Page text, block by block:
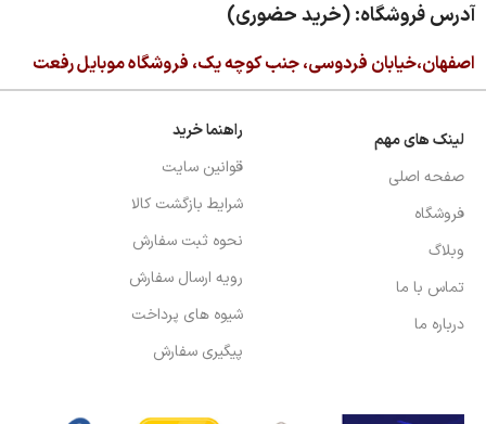
آدرس فروشگاه: (خرید حضوری)
اصفهان،خیابان فردوسی، جنب کوچه یک، فروشگاه موبایل رفعت
لینک های مهم
صفحه اصلی
فروشگاه
وبلاگ
تماس با ما
درباره ما
راهنما خرید
قوانین سایت
شرایط بازگشت کالا
نحوه ثبت سفارش
رویه ارسال سفارش
شیوه های پرداخت
پیگیری سفارش